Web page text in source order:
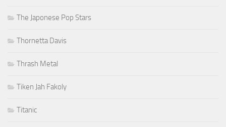
The Japonese Pop Stars
Thornetta Davis
Thrash Metal
Tiken Jah Fakoly
Titanic